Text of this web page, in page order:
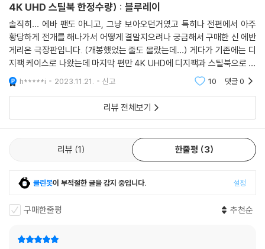
4K UHD 스틸북 한정수량) : 블루레이
솔직히… 에바 팬도 아니고, 그냥 보아오던거였고 특히나 전편에서 아주
황당하게 전개를 해나가서 어떻게 결말지으려나 궁금해서 구매한 신 에반
게리온 극장판입니다. (개봉했었는 줄도 몰랐는데…) 게다가 기존에는 디
지팩 케이스로 나왔는데 마지막 편만 4K UHD에 디지팩과 스틸북으로 나
와버려서 통일성을 유지할까 고민하다가 어차피 전에 샀던 것들은 우리말
녹음도 안들어간 버전
h*****i 2023.11.21. 신고 10 댓글0
리뷰 전체보기
리뷰 1 한줄평 3
클린봇이 부적절한 글을 감지 중입니다. 설정
구매한줄평 추천순